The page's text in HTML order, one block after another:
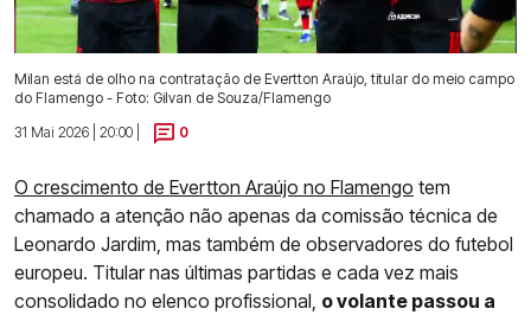
Milan está de olho na contratação de Evertton Araújo, titular do meio campo
do Flamengo - Foto: Gilvan de Souza/Flamengo
31 Mai 2026 | 20:00 |
0
O crescimento de Evertton Araújo no Flamengo tem
chamado a atenção não apenas da comissão técnica de
Leonardo Jardim, mas também de observadores do futebol
europeu. Titular nas últimas partidas e cada vez mais
consolidado no elenco profissional, o volante passou a